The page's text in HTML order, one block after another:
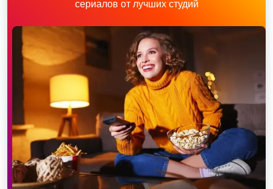
сериалов от лучших студий